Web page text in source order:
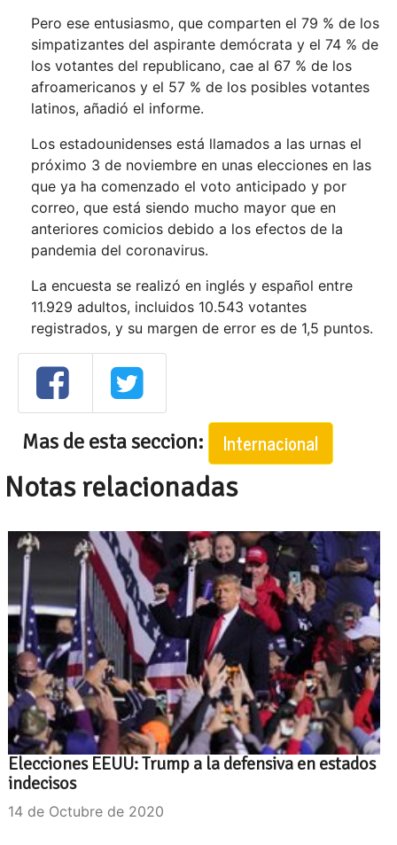
Pero ese entusiasmo, que comparten el 79 % de los
simpatizantes del aspirante demócrata y el 74 % de
los votantes del republicano, cae al 67 % de los
afroamericanos y el 57 % de los posibles votantes
latinos, añadió el informe.
Los estadounidenses está llamados a las urnas el
próximo 3 de noviembre en unas elecciones en las
que ya ha comenzado el voto anticipado y por
correo, que está siendo mucho mayor que en
anteriores comicios debido a los efectos de la
pandemia del coronavirus.
La encuesta se realizó en inglés y español entre
11.929 adultos, incluidos 10.543 votantes
registrados, y su margen de error es de 1,5 puntos.
Mas de esta seccion: Internacional
Notas relacionadas
Elecciones EEUU: Trump a la defensiva en estados
indecisos
14 de Octubre de 2020